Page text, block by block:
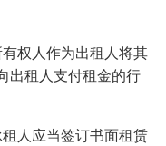
权人作为出租人将其
出租人支付租金的行
人应当签订书面租赁